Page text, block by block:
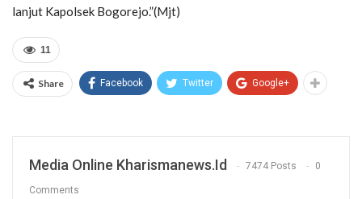
lanjut Kapolsek Bogorejo.”(Mjt)
11
Share Facebook Twitter Google+
Media Online Kharismanews.id 7474 Posts 0
Comments